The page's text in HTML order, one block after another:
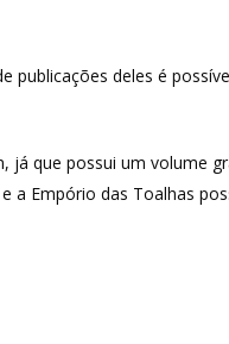
publicações deles é
já que possui um volume
a Empório das Toalhas